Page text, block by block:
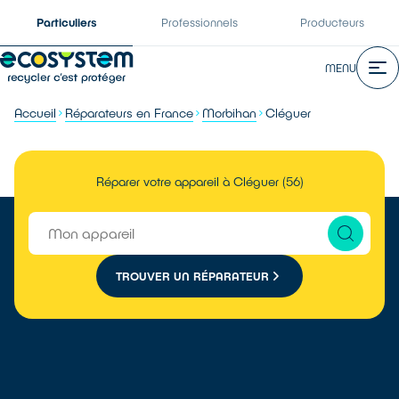
Particuliers Professionnels Producteurs
MENU
Accueil Réparateurs en France Morbihan Cléguer
Réparer votre appareil à Cléguer (56)
TROUVER UN RÉPARATEUR